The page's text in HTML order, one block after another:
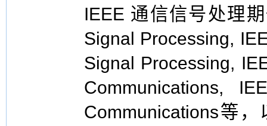
IEEE 通信信号处理
Signal Processing,
Signal Processing,
Communications,
Communications等